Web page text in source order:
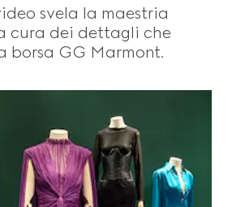
svela la maestria
cura dei dettagli che
borsa GG Marmont.